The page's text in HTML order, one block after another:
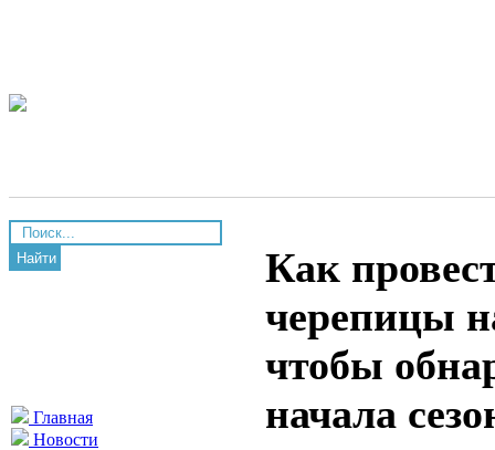
Найти
Главная
Новости
Как
черепицы
чтобы
начала